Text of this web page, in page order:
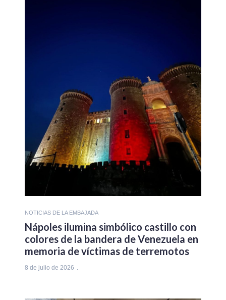
NOTICIAS DE LA EMBAJADA
Nápoles ilumina simbólico castillo con
colores de la bandera de Venezuela en
memoria de víctimas de terremotos
8 de julio de 2026